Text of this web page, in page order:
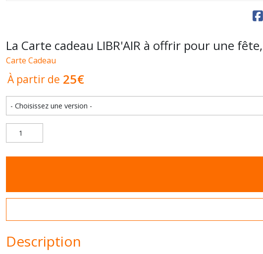
La Carte cadeau LIBR'AIR à offrir pour une
Carte Cadeau
À partir de 25€
Description